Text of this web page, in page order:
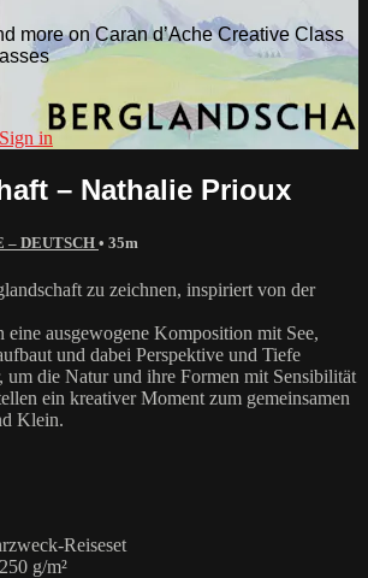
more on Caran d’Ache Creative Class
Sign in
– Nathalie Prioux
– DEUTSCH • 35m
zu zeichnen, inspiriert von der
eine ausgewogene Komposition mit See,
und dabei Perspektive und Tiefe
um die Natur und ihre Formen mit Sensibilität
ein kreativer Moment zum gemeinsamen
Klein.
Reiseset
g/m²